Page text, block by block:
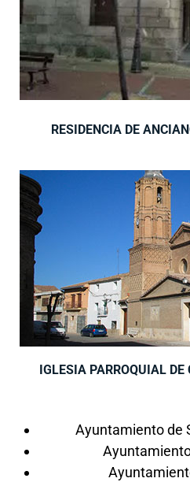
RESIDENCIA DE
IGLESIA PARROQUIAL DE
Ayuntamiento de